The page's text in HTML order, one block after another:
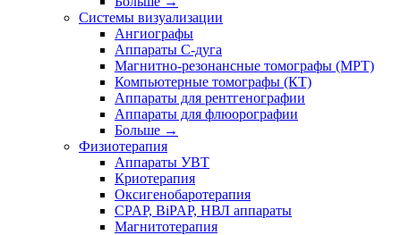
Системы визуализации
Ангиографы
Аппараты C-дуга
Магнитно-резонансные томографы (МРТ)
Компьютерные томографы (КТ)
Аппараты для рентгенографии
Аппараты для флюорографии
Больше →
Физиотерапия
Аппараты УВТ
Криотерапия
Оксигенобаротерапия
CPAP, BiPAP, НВЛ аппараты
Магнитотерапия